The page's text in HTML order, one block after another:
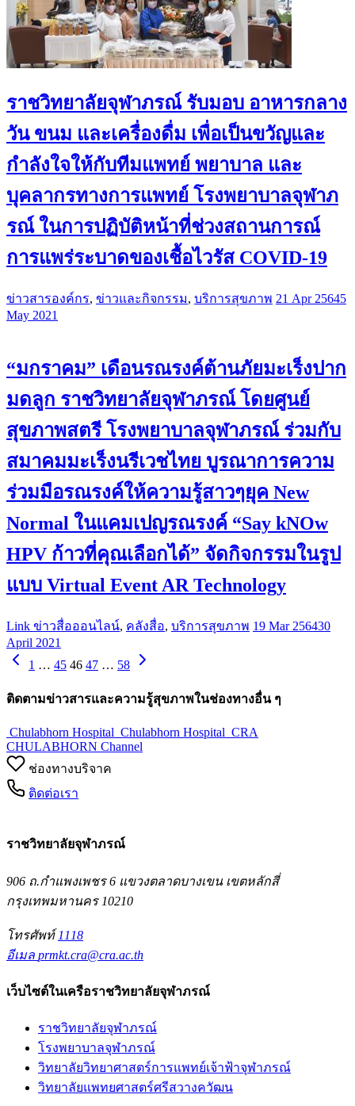
ราชวิทยาลัยจุฬาภรณ์ รับมอบ อาหารกลาง
วัน ขนม และเครื่องดื่ม เพื่อเป็นขวัญและ
กำลังใจให้กับทีมแพทย์ พยาบาล และ
บุคลากรทางการแพทย์ โรงพยาบาลจุฬาภ
รณ์ ในการปฏิบัติหน้าที่ช่วงสถานการณ์
การแพร่ระบาดของเชื้อไวรัส COVID-19
ข่าวสารองค์กร, ข่าวและกิจกรรม, บริการสุขภาพ 21 Apr 25645
May 2021
“มกราคม” เดือนรณรงค์ต้านภัยมะเร็งปาก
มดลูก ราชวิทยาลัยจุฬาภรณ์ โดยศูนย์
สุขภาพสตรี โรงพยาบาลจุฬาภรณ์ ร่วมกับ
สมาคมมะเร็งนรีเวชไทย บูรณาการความ
ร่วมมือรณรงค์ให้ความรู้สาวๆยุค New
Normal ในแคมเปญรณรงค์ “Say kNOw
HPV ก้าวที่คุณเลือกได้” จัดกิจกรรมในรูป
แบบ Virtual Event AR Technology
Link ข่าวสื่อออนไลน์, คลังสื่อ, บริการสุขภาพ 19 Mar 256430
April 2021
1 … 45 46 47 … 58
ติดตามข่าวสารและความรู้สุขภาพในช่องทางอื่น ๆ
Chulabhorn Hospital Chulabhorn Hospital CRA
CHULABHORN Channel
ช่องทางบริจาค
ติดต่อเรา
ราชวิทยาลัยจุฬาภรณ์
906 ถ.กำแพงเพชร 6 แขวงตลาดบางเขน เขตหลักสี่
กรุงเทพมหานคร 10210
โทรศัพท์ 1118
อีเมล prmkt.cra@cra.ac.th
เว็บไซต์ในเครือราชวิทยาลัยจุฬาภรณ์
ราชวิทยาลัยจุฬาภรณ์
โรงพยาบาลจุฬาภรณ์
วิทยาลัยวิทยาศาสตร์การแพทย์เจ้าฟ้าจุฬาภรณ์
วิทยาลัยแพทยศาสตร์ศรีสวางควัฒน